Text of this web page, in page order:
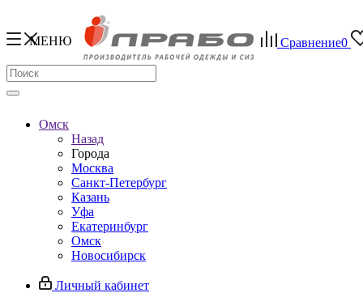
МЕНЮ Сравнение0
Омск
Назад
Города
Москва
Санкт-Петербург
Казань
Уфа
Екатеринбург
Омск
Новосибирск
Личный кабинет